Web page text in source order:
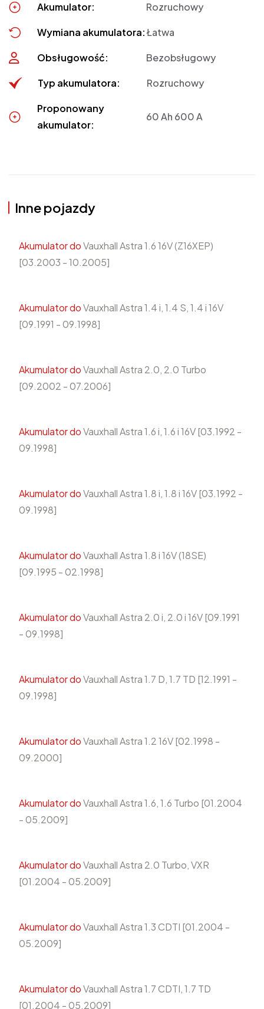
Akumulator: Rozruchowy
Wymiana akumulatora:Łatwa
Obsługowość: Bezobsługowy
Typ akumulatora: Rozruchowy
Proponowany
akumulator:
60 Ah 600 A
Inne pojazdy
Akumulator doVauxhall Astra 1.6 16V (Z16XEP)
[03.2003 - 10.2005]
Akumulator doVauxhall Astra 1.4 i, 1.4 S, 1.4 i 16V
[09.1991 - 09.1998]
Akumulator doVauxhall Astra 2.0, 2.0 Turbo
[09.2002 - 07.2006]
Akumulator doVauxhall Astra 1.6 i, 1.6 i 16V [03.1992 -
09.1998]
Akumulator doVauxhall Astra 1.8 i, 1.8 i 16V [03.1992 -
09.1998]
Akumulator doVauxhall Astra 1.8 i 16V (18SE)
[09.1995 - 02.1998]
Akumulator doVauxhall Astra 2.0 i, 2.0 i 16V [09.1991
- 09.1998]
Akumulator doVauxhall Astra 1.7 D, 1.7 TD [12.1991 -
09.1998]
Akumulator doVauxhall Astra 1.2 16V [02.1998 -
09.2000]
Akumulator doVauxhall Astra 1.6, 1.6 Turbo [01.2004
- 05.2009]
Akumulator doVauxhall Astra 2.0 Turbo, VXR
[01.2004 - 05.2009]
Akumulator doVauxhall Astra 1.3 CDTI [01.2004 -
05.2009]
Akumulator doVauxhall Astra 1.7 CDTI, 1.7 TD
[01.2004 - 05.2009]